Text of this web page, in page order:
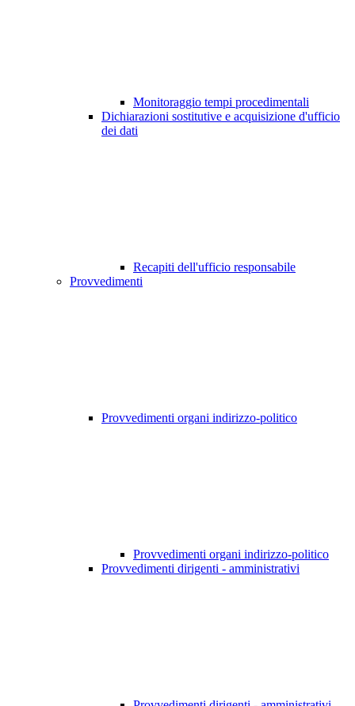
Monitoraggio tempi procedimentali
Dichiarazioni sostitutive e acquisizione d'ufficio
dei dati
Recapiti dell'ufficio responsabile
Provvedimenti
Provvedimenti organi indirizzo-politico
Provvedimenti organi indirizzo-politico
Provvedimenti dirigenti - amministrativi